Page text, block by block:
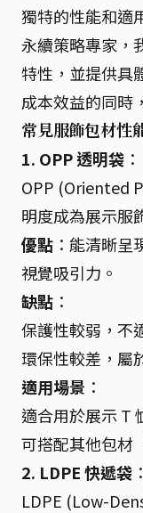
獨特的性能和適
永續策略專家，
特性，並提供具
成本效益的同時
常見服飾包材性
1. OPP 透明袋 ：
OPP (Oriented
明度成為展示服
優點 ：能清晰
視覺吸引力。
缺點 ：
保護性較弱，不
環保性較差，屬
適用場景 ：
適合用於展示 T
可搭配其他包材
2. LDPE 快遞袋 ：
LDPE (Low-